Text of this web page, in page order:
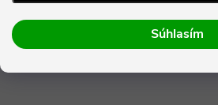
Súhlasím
Hodnotenie
Diskusia